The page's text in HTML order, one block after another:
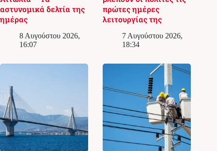
αστυνομικά δελτία της
ημέρας
8 Αυγούστου 2026,
16:07
πρώτες ημέρες
λειτουργίας της
7 Αυγούστου 2026,
18:34